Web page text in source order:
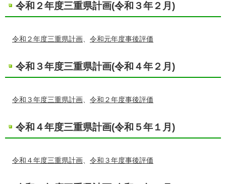
令和２年度三重県計画(令和３年２月)
令和２年度三重県計画、 令和元年度事後評価
令和３年度三重県計画(令和４年２月)
令和３年度三重県計画、 令和２年度事後評価
令和４年度三重県計画(令和５年１月)
令和４年度三重県計画、 令和３年度事後評価